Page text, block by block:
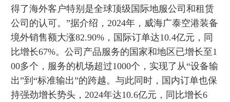
得了海外客户特别是全球顶级国际地服公司和租赁
公司的认可。”据介绍，2024年，威海广泰空港装备
境外销售额大涨82.90%，国际订单达10.4亿元，同
比增长67%。公司产品服务的国家和地区已增长至1
00多个，服务的机场超过1000个，实现了从“设备输
出”到“标准输出”的跨越。与此同时，国内订单也保
持强劲增长势头，2024年达10.6亿元，同比增长6